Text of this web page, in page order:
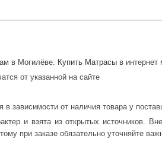
в Могилёве. Купить Матрасы в интернет
от указанной на сайте
в зависимости от наличия товара у
и взята из открытых источников.
при заказе обязательно уточняйте